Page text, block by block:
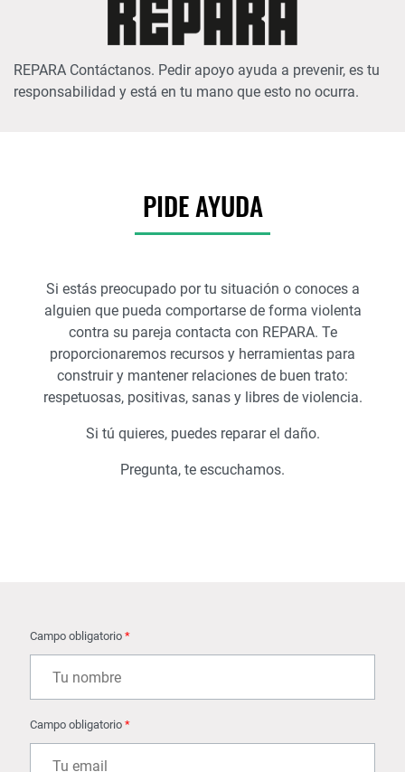
REPARA Contáctanos. Pedir apoyo ayuda a prevenir, es tu
responsabilidad y está en tu mano que esto no ocurra.
PIDE AYUDA
Si estás preocupado por tu situación o conoces a
alguien que pueda comportarse de forma violenta
contra su pareja contacta con REPARA. Te
proporcionaremos recursos y herramientas para
construir y mantener relaciones de buen trato:
respetuosas, positivas, sanas y libres de violencia.
Si tú quieres, puedes reparar el daño.
Pregunta, te escuchamos.
Campo obligatorio *
Campo obligatorio *